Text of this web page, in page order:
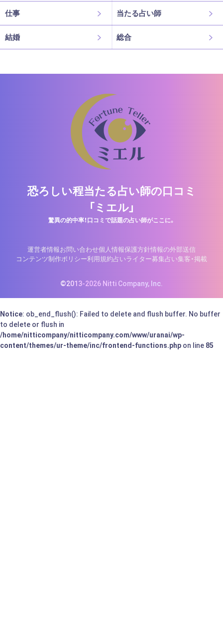
仕事 当たる占い師
結婚 総合
恐ろしい程当たる占い師の口コミ
「ミエル」
驚異の的中率！口コミで話題の占い師がここに。
運営者情報お問い合わせ個人情報保護方針情報の外部送信
コンテンツ制作ポリシー利用規約占いライター募集占い集客・掲載
©2013-2026 Nitti Company, Inc.
Notice: ob_end_flush(): Failed to delete and flush buffer. No buffer
to delete or flush in
/home/nitticompany/nitticompany.com/www/uranai/wp-
content/themes/ur-theme/inc/frontend-functions.php on line 85